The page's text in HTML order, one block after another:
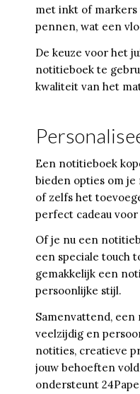
met inkt of markers
pennen, wat een
De keuze voor het
notitieboek te
kwaliteit van het
Een notitieboek
bieden opties om
of zelfs het
perfect cadeau
Of je nu een
een speciale touch
gemakkelijk een
persoonlijke stijl.
Samenvattend,
veelzijdig en
notities, creatieve
jouw behoeften
ondersteunt